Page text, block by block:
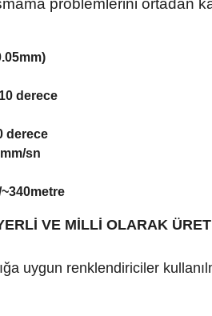
problemlerini ortadan
derece
derece
sn
~340metre
VE MİLLİ OLARAK
uygun renklendiriciler